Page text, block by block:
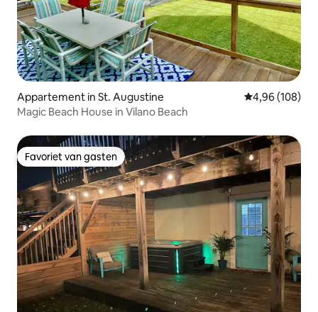
Appartement in St. Augustine Gemiddelde
4,96 (108)
Magic Beach House in Vilano Beach
Favoriet van gasten
Favoriet van gasten